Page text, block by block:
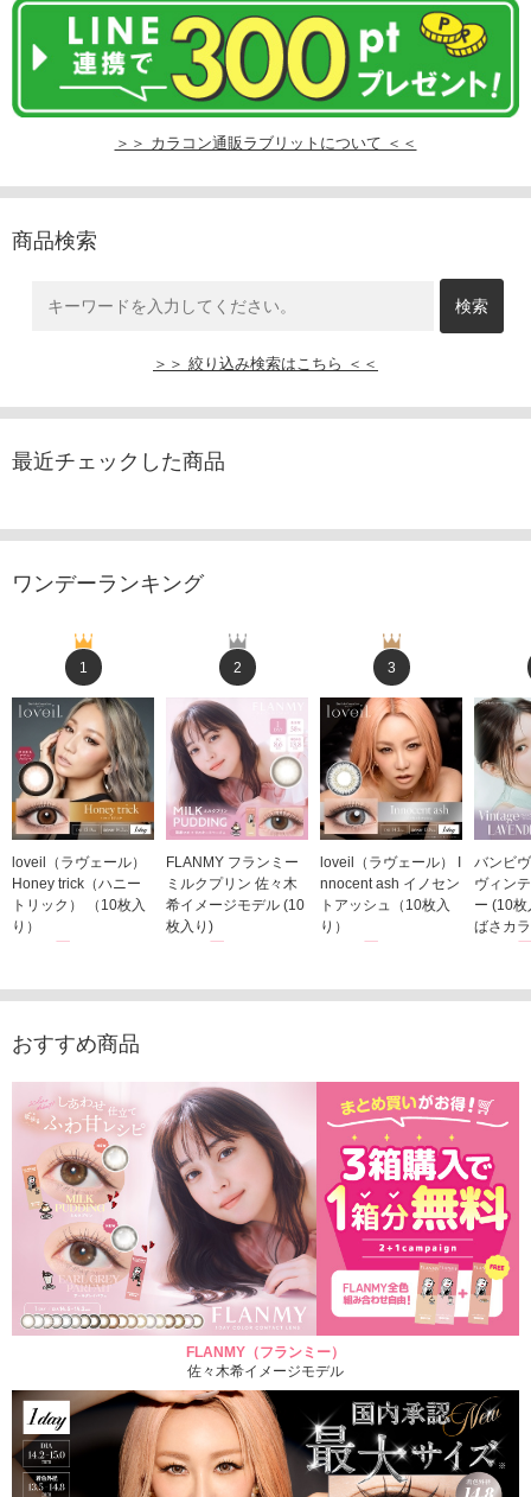
＞＞ カラコン通販ラブリットについて ＜＜
商品検索
＞＞ 絞り込み検索はこちら ＜＜
最近チェックした商品
ワンデーランキング
1
loveil（ラヴェール）
Honey trick（ハニー
トリック） （10枚入
り）
2
FLANMY フランミー
ミルクプリン 佐々木
希イメージモデル (10
枚入り)
3
loveil（ラヴェール） I
nnocent ash イノセン
トアッシュ（10枚入
り）
バンビ
ヴィン
ー (10
ばさカ
おすすめ商品
FLANMY（フランミー）
佐々木希イメージモデル